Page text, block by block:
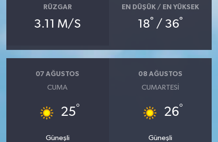
RÜZGAR
3.11 M/S
EN DÜŞÜK / EN YÜKSEK
18° / 36°
07 AĞUSTOS
CUMA
25°
Güneşli
08 AĞUSTOS
CUMARTESI
26°
Güneşli